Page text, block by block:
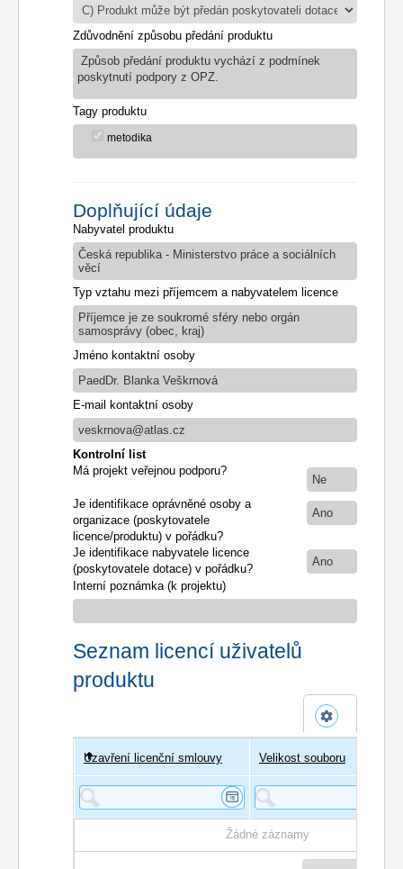
Zdůvodnění způsobu předání produktu
Způsob předání produktu vychází z podmínek
poskytnutí podpory z OPZ.
Tagy produktu
metodika
Doplňující údaje
Nabyvatel produktu
Česká republika - Ministerstvo práce a sociálních
věcí
Typ vztahu mezi příjemcem a nabyvatelem licence
Příjemce je ze soukromé sféry nebo orgán
samosprávy (obec, kraj)
Jméno kontaktní osoby
PaedDr. Blanka Veškrnová
E-mail kontaktní osoby
veskrnova@atlas.cz
Kontrolní list
Má projekt veřejnou podporu?
Ne
Je identifikace oprávněné osoby a
organizace (poskytovatele
licence/produktu) v pořádku?
Ano
Je identifikace nabyvatele licence
(poskytovatele dotace) v pořádku?
Ano
Interní poznámka (k projektu)
Seznam licencí uživatelů
produktu
Uživatel
Uzavření licenční smlouvy Velikost souboru
Žádné záznamy